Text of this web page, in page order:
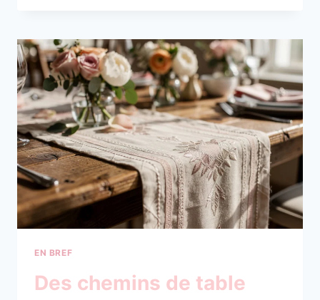
NOS
CONSEILS
PRATIQUES
D’UTILISATION
EN BREF
Des chemins de table